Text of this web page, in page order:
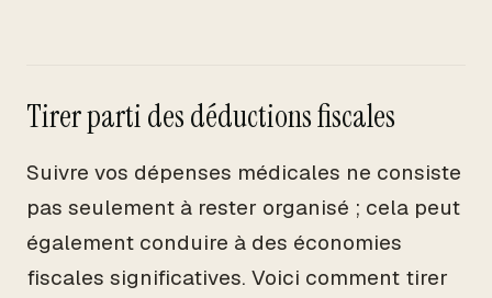
Tirer parti des déductions fiscales
Suivre vos dépenses médicales ne consiste
pas seulement à rester organisé ; cela peut
également conduire à des économies
fiscales significatives. Voici comment tirer